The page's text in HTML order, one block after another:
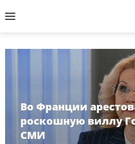
Во Франции
роскошную виллу
СМИ